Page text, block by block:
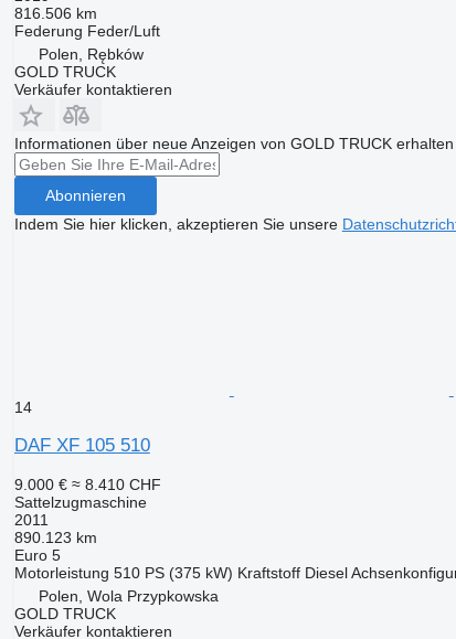
816.506 km
Federung Feder/Luft
Polen, Rębków
GOLD TRUCK
Verkäufer kontaktieren
Informationen über neue Anzeigen von GOLD TRUCK erhalten
Abonnieren
Indem Sie hier klicken, akzeptieren Sie unsere
14
DAF XF 105 510
9.000 € ≈ 8.410 CHF
Sattelzugmaschine
2011
890.123 km
Euro 5
Motorleistung 510 PS (375 kW) Kraftstoff Diesel
Polen, Wola Przypkowska
GOLD TRUCK
Verkäufer kontaktieren